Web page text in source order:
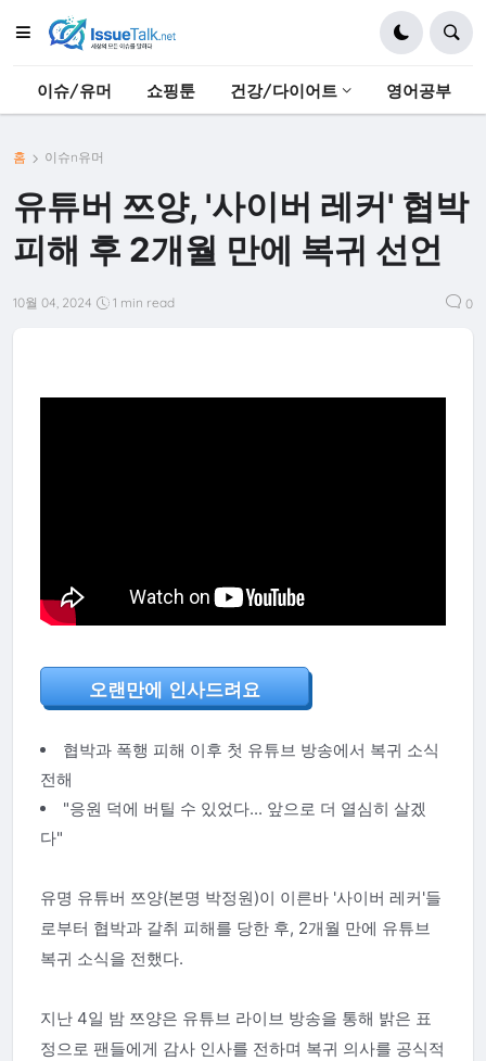
이슈/유머 쇼핑툰 건강/다이어트 영어공부
홈 이슈n유머
유튜버 쯔양, '사이버 레커' 협박
피해 후 2개월 만에 복귀 선언
10월 04, 2024 1 min read 0
오랜만에 인사드려요
협박과 폭행 피해 이후 첫 유튜브 방송에서 복귀 소식
전해
"응원 덕에 버틸 수 있었다... 앞으로 더 열심히 살겠
다"
유명 유튜버 쯔양(본명 박정원)이 이른바 '사이버 레커'들
로부터 협박과 갈취 피해를 당한 후, 2개월 만에 유튜브
복귀 소식을 전했다.
지난 4일 밤 쯔양은 유튜브 라이브 방송을 통해 밝은 표
정으로 팬들에게 감사 인사를 전하며 복귀 의사를 공식적